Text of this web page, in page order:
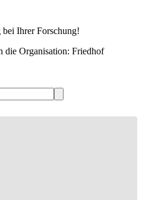
Ihrer Forschung!
die Organisation: Friedhof